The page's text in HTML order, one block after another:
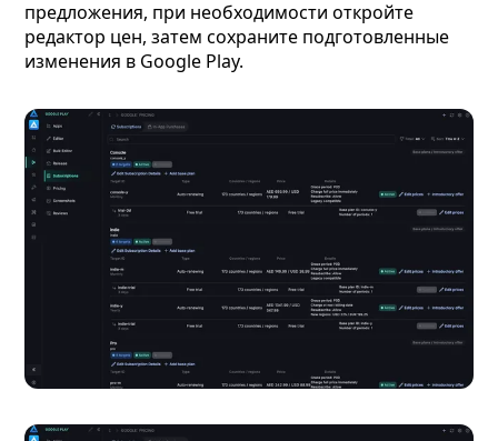
предложения, при необходимости откройте
редактор цен, затем сохраните подготовленные
изменения в Google Play.